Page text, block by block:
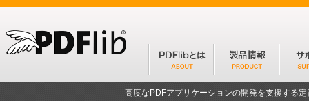
高度なPDFアプリケーションの開発を支援する